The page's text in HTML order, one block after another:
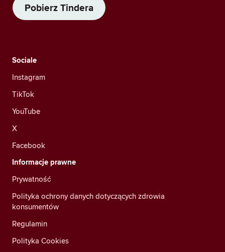
Pobierz Tindera
Sociale
Instagram
TikTok
YouTube
X
Facebook
Informacje prawne
Prywatność
Polityka ochrony danych dotyczących zdrowia
konsumentów
Regulamin
Polityka Cookies